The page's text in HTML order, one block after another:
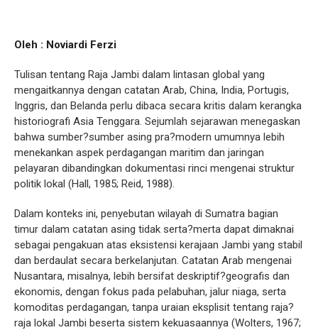
Oleh : Noviardi Ferzi
Tulisan tentang Raja Jambi dalam lintasan global yang
mengaitkannya dengan catatan Arab, China, India, Portugis,
Inggris, dan Belanda perlu dibaca secara kritis dalam kerangka
historiografi Asia Tenggara. Sejumlah sejarawan menegaskan
bahwa sumber?sumber asing pra?modern umumnya lebih
menekankan aspek perdagangan maritim dan jaringan
pelayaran dibandingkan dokumentasi rinci mengenai struktur
politik lokal (Hall, 1985; Reid, 1988).
Dalam konteks ini, penyebutan wilayah di Sumatra bagian
timur dalam catatan asing tidak serta?merta dapat dimaknai
sebagai pengakuan atas eksistensi kerajaan Jambi yang stabil
dan berdaulat secara berkelanjutan. Catatan Arab mengenai
Nusantara, misalnya, lebih bersifat deskriptif?geografis dan
ekonomis, dengan fokus pada pelabuhan, jalur niaga, serta
komoditas perdagangan, tanpa uraian eksplisit tentang raja?
raja lokal Jambi beserta sistem kekuasaannya (Wolters, 1967;